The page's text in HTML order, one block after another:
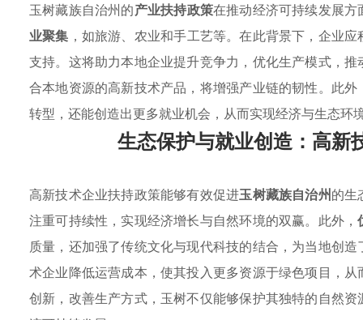
玉树藏族自治州的产业扶持政策在推动经济可持续发展
业聚集 ，如旅游、农业和手工艺等。在此背景下，企业
支持。这将助力本地企业提升竞争力，优化生产模式，
合本地资源的高新技术产品，将增强产业链的韧性。此
转型，还能创造出更多就业机会，从而实现经济与生态环
生态保护与就业创造：高新
高新技术企业扶持政策能够有效促进玉树藏族自治州的生
注重可持续性，实现经济增长与自然环境的双赢。此外，
质量，还加强了传统文化与现代科技的结合，为当地创
术企业降低运营成本，使其投入更多资源于绿色项目，
创新，改善生产方式，玉树不仅能够保护其独特的自然